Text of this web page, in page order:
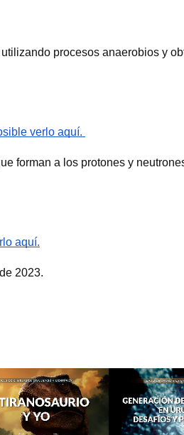
procesos anaerobios y
verlo aquí.
forman a los protones y
aquí.
2023.